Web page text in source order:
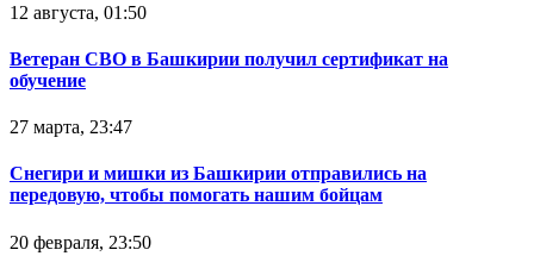
12 августа, 01:50
Ветеран СВО в Башкирии получил сертификат на
обучение
27 марта, 23:47
Снегири и мишки из Башкирии отправились на
передовую, чтобы помогать нашим бойцам
20 февраля, 23:50